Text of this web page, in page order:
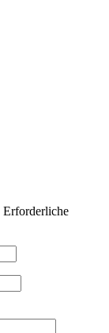
Erforderliche